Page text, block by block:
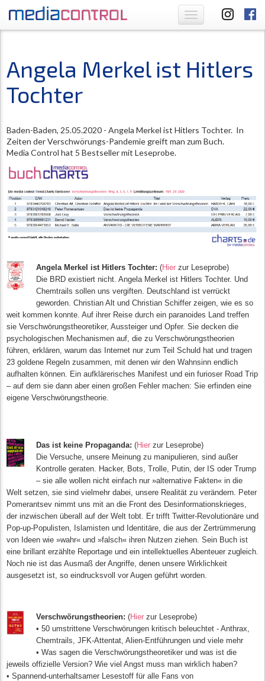
Toggle
navigation
Angela Merkel ist Hitlers
Tochter
Baden-Baden, 25.05.2020 - Angela Merkel ist Hitlers Tochter. In
Zeiten der Verschwörungs-Pandemie greift man zum Buch.
Media Control hat 5 Bestseller mit Leseprobe.
Angela Merkel ist Hitlers Tochter: (Hierzur Leseprobe)
Die BRD existiert nicht. Angela Merkel ist Hitlers Tochter. Und
Chemtrails sollen uns vergiften. Deutschland ist verrückt
geworden. Christian Alt und Christian Schiffer zeigen, wie es so
weit kommen konnte. Auf ihrer Reise durch ein paranoides Land treffen
sie Verschwörungstheoretiker, Aussteiger und Opfer. Sie decken die
psychologischen Mechanismen auf, die zu Verschwörungstheorien
führen, erklären, warum das Internet nur zum Teil Schuld hat und tragen
23 goldene Regeln zusammen, mit denen wir den Wahnsinn endlich
aufhalten können. Ein aufklärerisches Manifest und ein furioser Road Trip
– auf dem sie dann aber einen großen Fehler machen: Sie erfinden eine
eigene Verschwörungstheorie.
Das ist keine Propaganda: (Hierzur Leseprobe)
Die Versuche, unsere Meinung zu manipulieren, sind außer
Kontrolle geraten. Hacker, Bots, Trolle, Putin, der IS oder Trump
– sie alle wollen nicht einfach nur »alternative Fakten« in die
Welt setzen, sie sind vielmehr dabei, unsere Realität zu verändern. Peter
Pomerantsev nimmt uns mit an die Front des Desinformationskrieges,
der inzwischen überall auf der Welt tobt. Er trifft Twitter-Revolutionäre und
Pop-up-Populisten, Islamisten und Identitäre, die aus der Zertrümmerung
von Ideen wie »wahr« und »falsch« ihren Nutzen ziehen. Sein Buch ist
eine brillant erzählte Reportage und ein intellektuelles Abenteuer zugleich.
Noch nie ist das Ausmaß der Angriffe, denen unsere Wirklichkeit
ausgesetzt ist, so eindrucksvoll vor Augen geführt worden.
Verschwörungstheorien: (Hierzur Leseprobe)
• 50 umstrittene Verschwörungen kritisch beleuchtet - Anthrax,
Chemtrails, JFK-Attentat, Alien-Entführungen und viele mehr
• Was sagen die Verschwörungstheoretiker und was ist die
jeweils offizielle Version? Wie viel Angst muss man wirklich haben?
• Spannend-unterhaltsamer Lesestoff für alle Fans von